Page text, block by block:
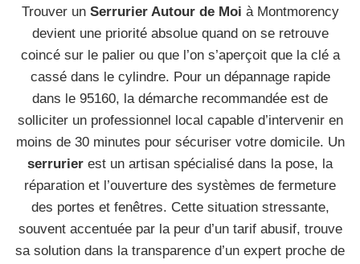
Trouver un Serrurier Autour de Moi à Montmorency
devient une priorité absolue quand on se retrouve
coincé sur le palier ou que l’on s’aperçoit que la clé a
cassé dans le cylindre. Pour un dépannage rapide
dans le 95160, la démarche recommandée est de
solliciter un professionnel local capable d’intervenir en
moins de 30 minutes pour sécuriser votre domicile. Un
serrurier est un artisan spécialisé dans la pose, la
réparation et l’ouverture des systèmes de fermeture
des portes et fenêtres. Cette situation stressante,
souvent accentuée par la peur d’un tarif abusif, trouve
sa solution dans la transparence d’un expert proche de